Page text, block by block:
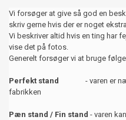
Vi forsøger at give så god en
skriv gerne hvis der er noget
Vi beskriver altid hvis en ting har
vise det på fotos.
Generelt forsøger vi at bruge
Perfekt stand - varen er
fabrikken
Pæn stand / Fin stand - varen